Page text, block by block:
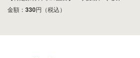
金額： 330円（税込）